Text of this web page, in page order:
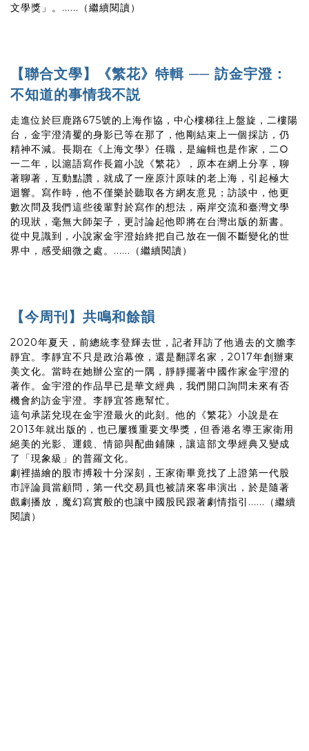
文學獎」。......（繼續閱讀）
【聯合文學】《繁花》特輯 ── 訪金宇澄：
不知道的事情我不説
走進位於巨鹿路675號的上海作協，中心樓梯往上盤旋，二樓陽
台，金宇澄清矍的身影已等在那了，他剛結束上一個採訪，仍
精神不減。長期在《上海文學》任職，是編輯也是作家，二○
一二年，以滬語寫作長篇小說《繁花》，原本在網上分享，聊
著聊著，互動點讚，就成了一座原汁原味的老上海，引起極大
迴響。寫作時，他不僅樂於聽取各方網友意見；訪談中，他更
數次問及我們這些後輩對於寫作的想法，兩岸交流和臺灣文學
的現狀，毫無大師架子，更討論起他即將在台灣出版的新書。
從中見識到，小說家金宇澄始終把自己放在一個不斷變化的世
界中，感受細微之處。......（繼續閱讀）
【今周刊】共鳴和餘韻
2020年夏天，前總統李登輝去世，記者拜訪了他過去的文膽李
靜宜。李靜宜不只是政治幕僚，還是翻譯名家，2017年創辦東
美文化。當時在她辦公室的一隅，靜靜擺著中國作家金宇澄的
著作。金宇澄的作品早已是華文經典，我們開口詢問未來有否
機會約訪金宇澄。李靜宜答應幫忙。
這句承諾兌現在金宇澄最火的此刻。他的《繁花》小說是在
2013年就出版的，也已屢獲重要文學獎，但香港名導王家衛用
絕美的光影、運鏡、情節與配曲鋪陳，讓這部文學經典又變成
了「現象級」的普羅文化。
劇裡描繪的股市搏殺十分深刻，王家衛畢竟找了上證第一代股
市評論員當顧問，第一代交易員也被請來客串演出，於是隨著
戲劇播放，魔幻寫實般的也讓中國股民跟著劇情指引......（繼續
閱讀）